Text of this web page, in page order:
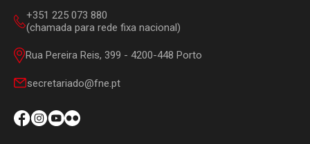
+351 225 073 880
(chamada para rede fixa nacional)
Rua Pereira Reis, 399 - 4200-448 Porto
secretariado@fne.pt